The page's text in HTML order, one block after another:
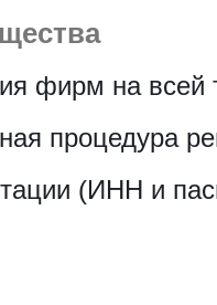
фирм на всей
процедура
(ИНН и